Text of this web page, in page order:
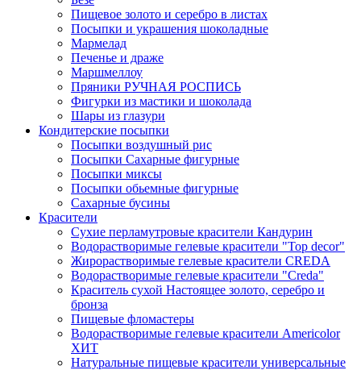
Пищевое золото и серебро в листах
Посыпки и украшения шоколадные
Мармелад
Печенье и драже
Маршмеллоу
Пряники РУЧНАЯ РОСПИСЬ
Фигурки из мастики и шоколада
Шары из глазури
Кондитерские посыпки
Посыпки воздушный рис
Посыпки Сахарные фигурные
Посыпки миксы
Посыпки обьемные фигурные
Сахарные бусины
Красители
Сухие перламутровые красители Кандурин
Водорастворимые гелевые красители "Top decor"
Жирорастворимые гелевые красители CREDA
Водорастворимые гелевые красители "Creda"
Краситель сухой Настоящее золото, серебро и
бронза
Пищевые фломастеры
Водорастворимые гелевые красители Americolor
ХИТ
Натуральные пищевые красители универсальные